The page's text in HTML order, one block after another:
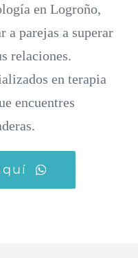
en Logroño,
a parejas a superar
relaciones.
en terapia
encuentres